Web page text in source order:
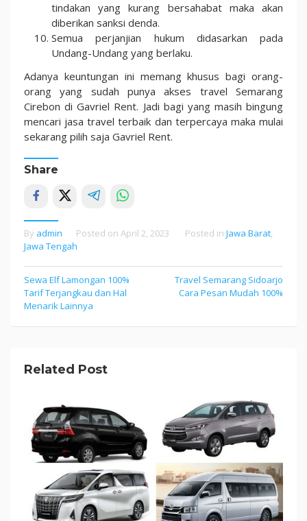
tindakan yang kurang bersahabat maka akan
diberikan sanksi denda.
Semua perjanjian hukum didasarkan pada
Undang-Undang yang berlaku.
Adanya keuntungan ini memang khusus bagi orang-
orang yang sudah punya akses travel Semarang
Cirebon di Gavriel Rent. Jadi bagi yang masih bingung
mencari jasa travel terbaik dan terpercaya maka mulai
sekarang pilih saja Gavriel Rent.
Share
By admin Posted on April 2, 2023 Posted in Jawa Barat
Jawa Tengah
Post
navigation
Sewa Elf Lamongan 100%
Tarif Terjangkau dan Hal
Menarik Lainnya
Travel Semarang Sidoarjo
Cara Pesan Mudah 100%
Related Post